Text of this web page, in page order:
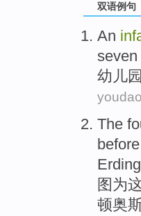
双语例句
An
seven
幼儿园
youdao
The
before
图为
顿奥